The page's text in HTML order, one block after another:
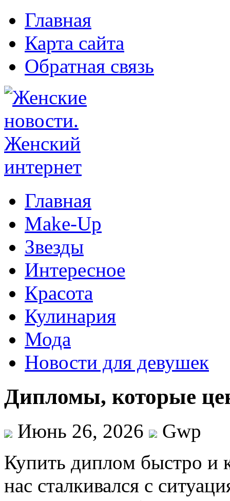
Главная
Карта сайта
Обратная связь
Главная
Make-Up
Звезды
Интересное
Красота
Кулинария
Мода
Новости для девушек
Дипломы, которые
Июнь 26, 2026
Gwp
Купить диплoм быстрo и
нас сталкивался с